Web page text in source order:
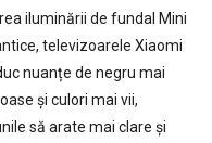
iluminării de fundal Mini
televizoarele Xiaomi
nuanțe de negru mai
și culori mai vii,
să arate mai clare și